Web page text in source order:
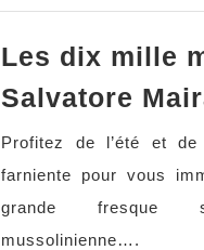
Les dix mille
Salvatore
Profitez de l’été et de
farniente pour vous
grande fresque
mussolinienne….